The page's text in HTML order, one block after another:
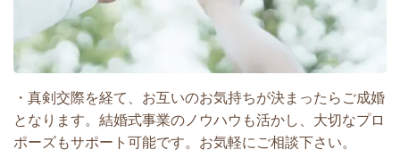
・真剣交際を経て、お互いのお気持ちが決まったらご成婚
となります。結婚式事業のノウハウも活かし、大切なプロ
ポーズもサポート可能です。お気軽にご相談下さい。